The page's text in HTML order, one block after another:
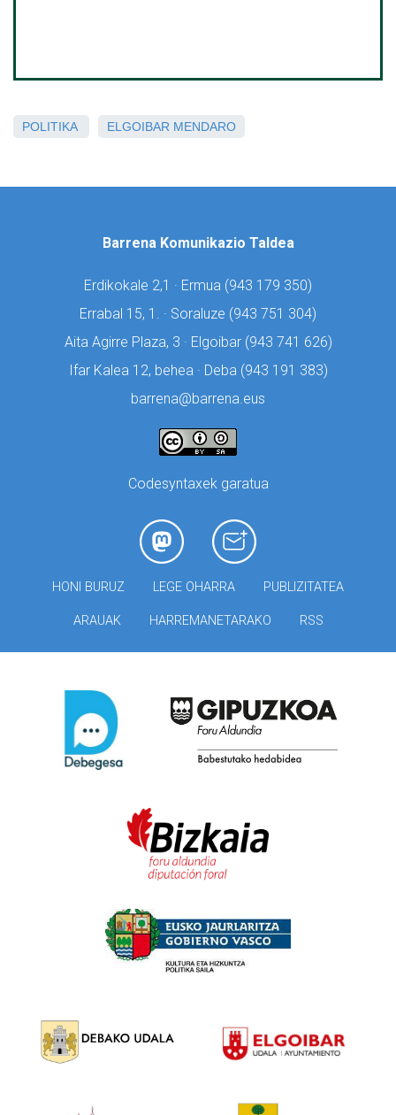
POLITIKA ELGOIBAR MENDARO
Barrena Komunikazio Taldea
Erdikokale 2,1 · Ermua (943 179 350)
Errabal 15, 1. · Soraluze (943 751 304)
Aita Agirre Plaza, 3 · Elgoibar (943 741 626)
Ifar Kalea 12, behea · Deba (943 191 383)
barrena@barrena.eus
Codesyntaxek garatua
HONI BURUZ LEGE OHARRA PUBLIZITATEA
ARAUAK HARREMANETARAKO RSS